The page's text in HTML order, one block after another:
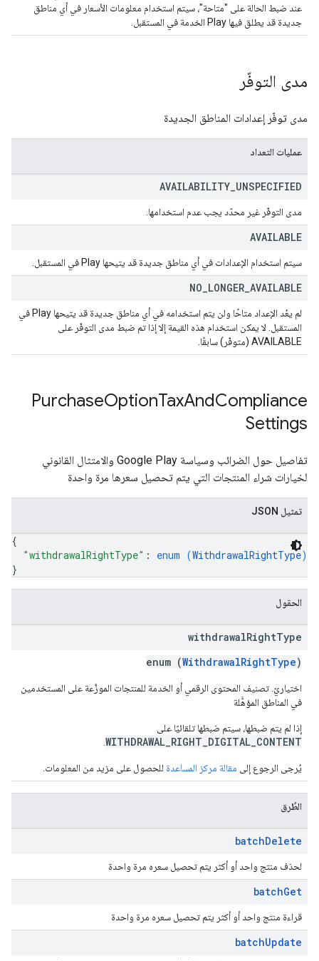
عند ضبط الحالة على "متاحة"، سيتم استخدام معلومات الأسعار في أي مناطق
جديدة قد يطلق فيها Play الخدمة في المستقبل.
مدى التوفّر
مدى توفّر إعدادات المناطق الجديدة
عمليات التعداد
AVAILABILITY UNSPECIFIED
مدى التوفّر غير محدّد يجب عدم استخدامها.
AVAILABLE
سيتم استخدام الإعدادات في أي مناطق جديدة قد يتيحها Play في المستقبل.
NO LONGER AVAILABLE
لم يعُد الإعداد متاحًا ولن يتم استخدامه في أي مناطق جديدة قد يتيحها Play في
المستقبل. لا يمكن استخدام هذه القيمة إلا إذا تم ضبط مدى التوفّر على
AVAILABLE (متوفّر) سابقًا.
PurchaseOptionTaxAndCompliance
Settings
تفاصيل حول الضرائب وسياسة Google Play والامتثال القانوني
لخيارات شراء المنتجات التي يتم تحصيل سعرها مرة واحدة
تمثيل JSON
{
"withdrawalRightType" : enum (WithdrawalRightType)
}
الحقول
withdrawalRightType
enum (WithdrawalRightType)
اختياريّ. تصنيف المحتوى الرقمي أو الخدمة للمنتجات الموزَّعة على المستخدمين
في المناطق المؤهَّلة
إذا لم يتم ضبطها، سيتم ضبطها تلقائيًا على
WITHDRAWAL_RIGHT_DIGITAL_CONTENT
يُرجى الرجوع إلى مقالة مركز المساعدة للحصول على مزيد من المعلومات.
الطُرق
batchDelete
لحذف منتج واحد أو أكثر يتم تحصيل سعره مرة واحدة
batchGet
قراءة منتج واحد أو أكثر يتم تحصيل سعره مرة واحدة
batchUpdate